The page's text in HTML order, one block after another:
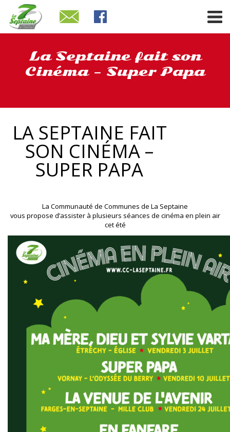
La Septaine fait son
Cinéma – Super Papa
LA SEPTAINE FAIT
SON CINÉMA –
SUPER PAPA
La Communauté de Communes de La Septaine
vous propose d’assister à plusieurs séances de cinéma en plein air
cet été